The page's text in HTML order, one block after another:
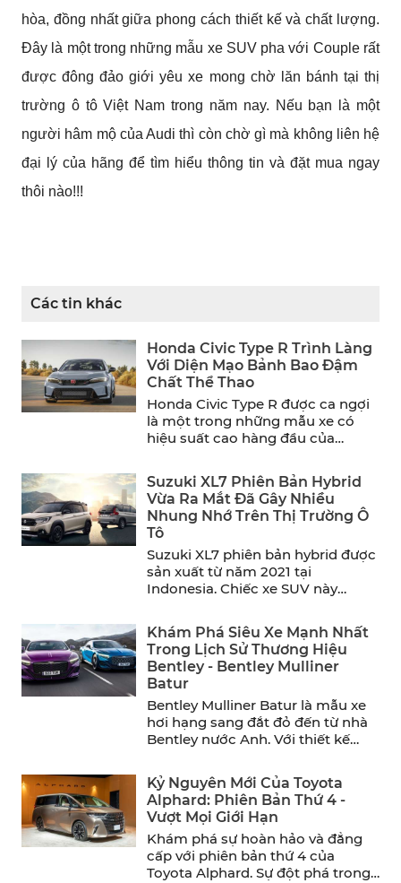
hòa, đồng nhất giữa phong cách thiết kế và chất lượng.
Đây là một trong những mẫu xe SUV pha với Couple rất
được đông đảo giới yêu xe mong chờ lăn bánh tại thị
trường ô tô Việt Nam trong năm nay. Nếu bạn là một
người hâm mộ của Audi thì còn chờ gì mà không liên hệ
đại lý của hãng để tìm hiểu thông tin và đặt mua ngay
thôi nào!!!
Các tin khác
Honda Civic Type R Trình Làng
Với Diện Mạo Bảnh Bao Đậm
Chất Thể Thao
Honda Civic Type R được ca ngợi
là một trong những mẫu xe có
hiệu suất cao hàng đầu của
Suzuki XL7 Phiên Bản Hybrid
Vừa Ra Mắt Đã Gây Nhiều
Nhung Nhớ Trên Thị Trường Ô
Tô
Suzuki XL7 phiên bản hybrid được
sản xuất từ năm 2021 tại
Indonesia. Chiếc xe SUV này
Khám Phá Siêu Xe Mạnh Nhất
Trong Lịch Sử Thương Hiệu
Bentley - Bentley Mulliner
Batur
Bentley Mulliner Batur là mẫu xe
hơi hạng sang đắt đỏ đến từ nhà
Bentley nước Anh. Với thiết kế
Kỷ Nguyên Mới Của Toyota
Alphard: Phiên Bản Thứ 4 -
Vượt Mọi Giới Hạn
Khám phá sự hoàn hảo và đẳng
cấp với phiên bản thứ 4 của
Toyota Alphard. Sự đột phá trong